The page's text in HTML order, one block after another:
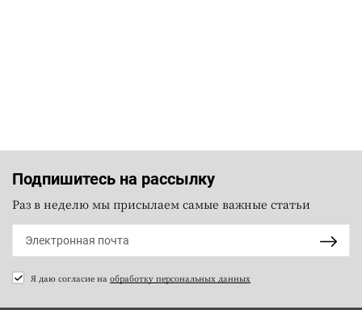
Подпишитесь на рассылку
Раз в неделю мы присылаем самые важные статьи
Я даю согласие на обработку персональных данных